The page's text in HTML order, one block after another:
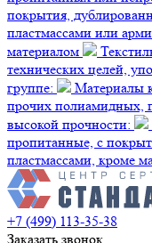
покрытия,
пластмассами или
материалом
технических целей,
группе:
Материалы
прочих полиамидных,
высокой прочности:
пропитанные, с
пластмассами, кроме
+7 (499) 113-35-38
Заказать звонок